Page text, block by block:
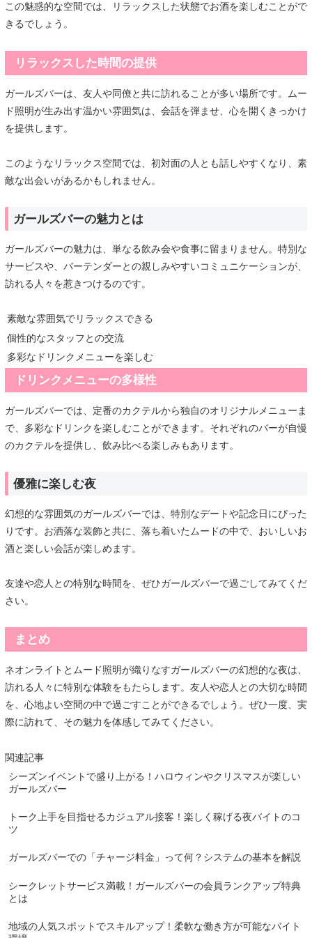
この魅惑的な空間では、リラックスした状態でお酒を楽しむことがで
きるでしょう。
リラックスした時間の提供
ガールズバーは、友人や同僚と共に訪れることが多い場所です。ムー
ド照明が生み出す温かい雰囲気は、会話を弾ませ、心を開くきっかけ
を提供します。
このようなリラックス空間では、初対面の人とも話しやすくなり、素
敵な出会いがあるかもしれません。
ガールズバーの魅力とは
ガールズバーの魅力は、単なる飲み会や食事に留まりません。特別な
サービスや、バーテンダーとの親しみやすいコミュニケーションが、
訪れる人々を惹きつけるのです。
素敵な雰囲気でリラックスできる
個性的なスタッフとの交流
多彩なドリンクメニューを楽しむ
ドリンクメニューの多様性
ガールズバーでは、定番のカクテルから独自のオリジナルメニューま
で、多彩なドリンクを楽しむことができます。それぞれのバーが自慢
のカクテルを提供し、飲み比べる楽しみもあります。
優雅に楽しむ夜
幻想的な雰囲気のガールズバーでは、特別なデートや記念日にぴった
りです。お洒落な装飾と共に、落ち着いたムードの中で、おいしいお
酒と楽しい会話が楽しめます。
友達や恋人との特別な時間を、ぜひガールズバーで過ごしてみてくだ
さい。
まとめ
ネオンライトとムード照明が織りなすガールズバーの幻想的な夜は、
訪れる人々に特別な体験をもたらします。友人や恋人との大切な時間
を、心地よい空間の中で過ごすことができるでしょう。ぜひ一度、実
際に訪れて、その魅力を体感してみてください。
関連記事
シーズンイベントで盛り上がる！ハロウィンやクリスマスが楽しい
ガールズバー
トーク上手を目指せるカジュアル接客！楽しく稼げる夜バイトのコ
ツ
ガールズバーでの「チャージ料金」って何？システムの基本を解説
シークレットサービス満載！ガールズバーの会員ランクアップ特典
とは
地域の人気スポットでスキルアップ！柔軟な働き方が可能なバイト